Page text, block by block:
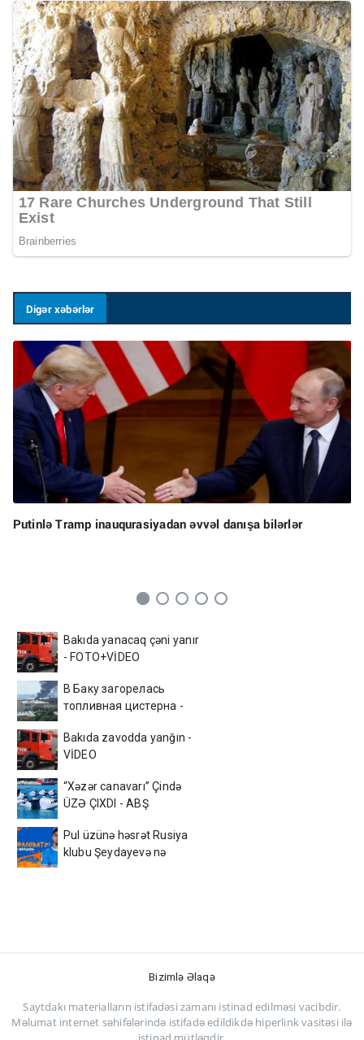
Digər xəbərlər
Putinlə Tramp inauqurasiyadan əvvəl danışa bilərlər
Bakıda yanacaq çəni yanır
- FOTO+VİDEO
В Баку загорелась
топливная цистерна -
Bakıda zavodda yanğın -
VİDEO
“Xəzər canavarı” Çində
ÜZƏ ÇIXDI - ABŞ
Pul üzünə həsrət Rusiya
klubu Şeydayevə nə
Bizimlə Əlaqə
Saytdakı materialların istifadəsi zamanı istinad edilməsi vacibdir.
Məlumat internet səhifələrində istifadə edildikdə hiperlink vasitəsi ilə